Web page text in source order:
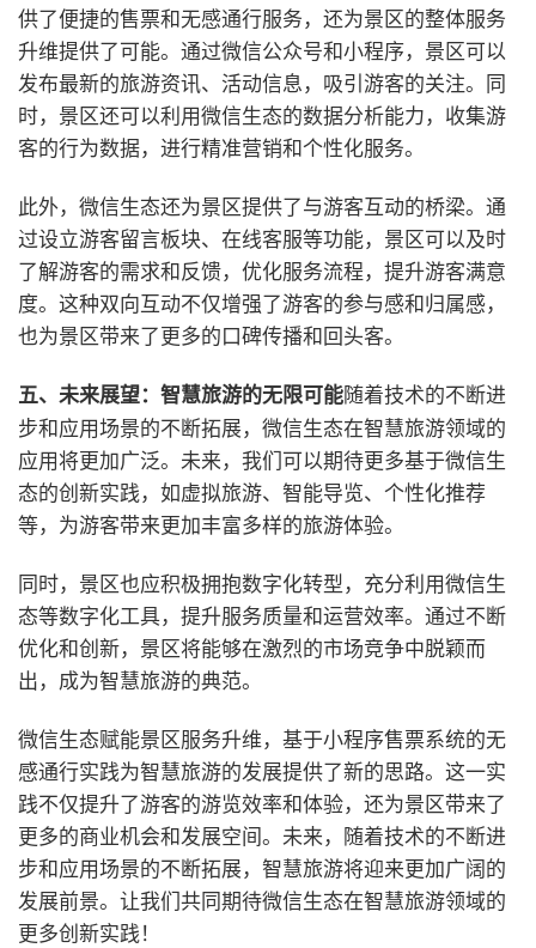
供了便捷的售票和无感通行服务，还为景区的整体服务
升维提供了可能。通过微信公众号和小程序，景区可以
发布最新的旅游资讯、活动信息，吸引游客的关注。同
时，景区还可以利用微信生态的数据分析能力，收集游
客的行为数据，进行精准营销和个性化服务。
此外，微信生态还为景区提供了与游客互动的桥梁。通
过设立游客留言板块、在线客服等功能，景区可以及时
了解游客的需求和反馈，优化服务流程，提升游客满意
度。这种双向互动不仅增强了游客的参与感和归属感，
也为景区带来了更多的口碑传播和回头客。
五、未来展望：智慧旅游的无限可能随着技术的不断进
步和应用场景的不断拓展，微信生态在智慧旅游领域的
应用将更加广泛。未来，我们可以期待更多基于微信生
态的创新实践，如虚拟旅游、智能导览、个性化推荐
等，为游客带来更加丰富多样的旅游体验。
同时，景区也应积极拥抱数字化转型，充分利用微信生
态等数字化工具，提升服务质量和运营效率。通过不断
优化和创新，景区将能够在激烈的市场竞争中脱颖而
出，成为智慧旅游的典范。
微信生态赋能景区服务升维，基于小程序售票系统的无
感通行实践为智慧旅游的发展提供了新的思路。这一实
践不仅提升了游客的游览效率和体验，还为景区带来了
更多的商业机会和发展空间。未来，随着技术的不断进
步和应用场景的不断拓展，智慧旅游将迎来更加广阔的
发展前景。让我们共同期待微信生态在智慧旅游领域的
更多创新实践！